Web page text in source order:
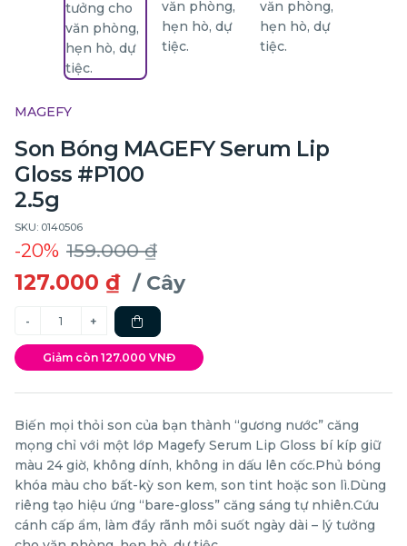
MAGEFY
Son Bóng MAGEFY Serum Lip
Gloss #P100
2.5g
SKU: 0140506
-20% 159.000 ₫
127.000 ₫ / Cây
Giảm còn 127.000 VNĐ
Biến mọi thỏi son của bạn thành “gương nước” căng
mọng chỉ với một lớp Magefy Serum Lip Gloss bí kíp giữ
màu 24 giờ, không dính, không in dấu lên cốc.Phủ bóng
khóa màu cho bất-kỳ son kem, son tint hoặc son lì.Dùng
riêng tạo hiệu ứng “bare-gloss” căng sáng tự nhiên.Cứu
cánh cấp ẩm, làm đầy rãnh môi suốt ngày dài – lý tưởng